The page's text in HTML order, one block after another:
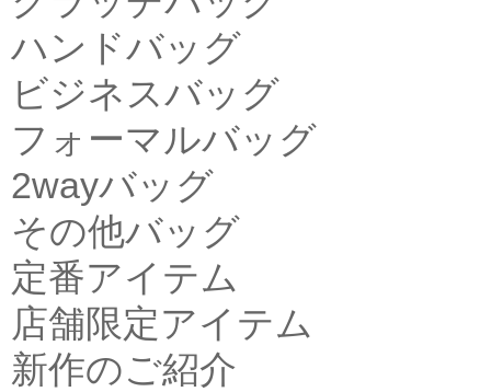
ハンドバッグ
ビジネスバッグ
フォーマルバッグ
2wayバッグ
その他バッグ
定番アイテム
店舗限定アイテム
新作のご紹介